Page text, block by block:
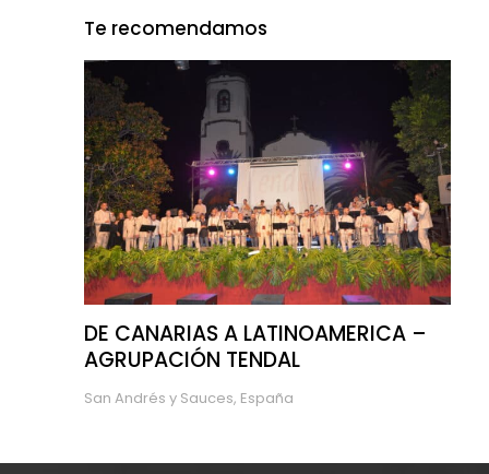
Te recomendamos
DE CANARIAS A LATINOAMERICA –
AGRUPACIÓN TENDAL
San Andrés y Sauces, España